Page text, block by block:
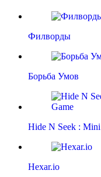
Филворды
Борьба Умов
Hide N Seek :
Hexar.io